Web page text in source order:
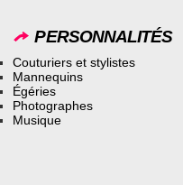
PERSONNALITÉS
Couturiers et stylistes
Mannequins
Égéries
Photographes
Musique